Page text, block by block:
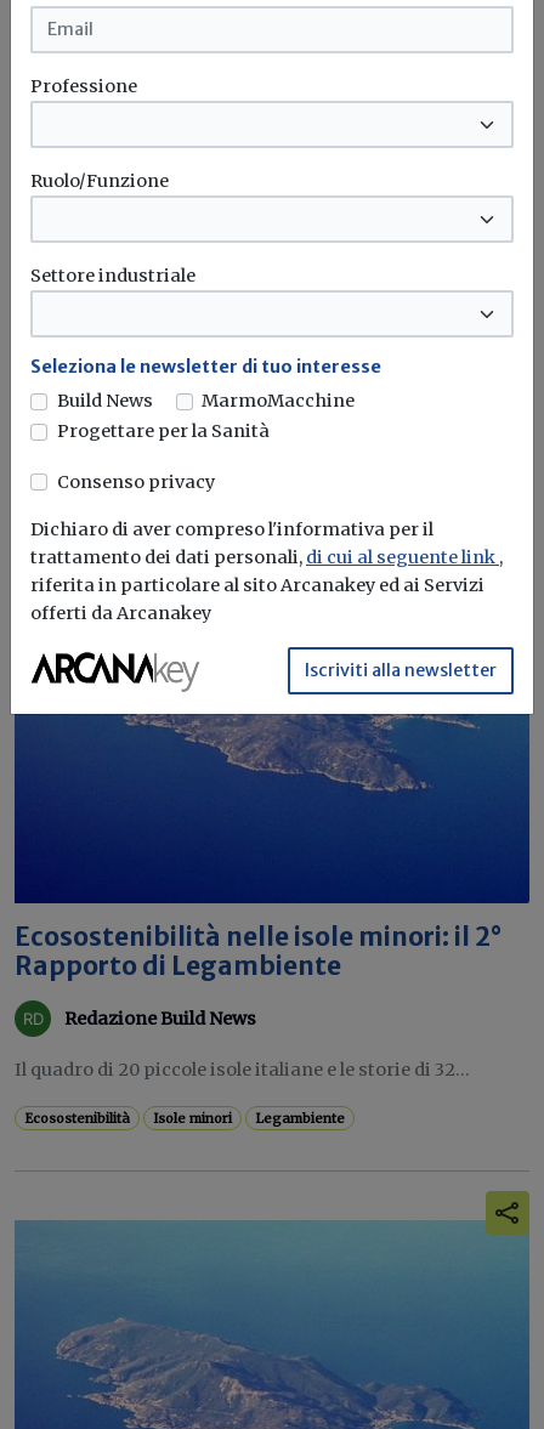
Sostenibilità ambientale ed energetica
nelle isole minori: audizione di Anie al
Senato
Redazione Build News
Nell’ambito dell’esame dei disegni di legge relativi allo
sviluppo delle Isole minori
Isole minori Audizione
Ecosostenibilità nelle isole minori: il 2°
Rapporto di Legambiente
Redazione Build News
Il quadro di 20 piccole isole italiane e le storie di 32...
Ecosostenibilità Isole minori Legambiente
Professione
Ruolo/Funzione
Settore industriale
Seleziona le newsletter di tuo interesse
Build News
MarmoMacchine
Progettare per la Sanità
Consenso privacy
Dichiaro di aver compreso l'informativa per il
trattamento dei dati personali, di cui al seguente link ,
riferita in particolare al sito Arcanakey ed ai Servizi
offerti da Arcanakey
Iscriviti alla newsletter